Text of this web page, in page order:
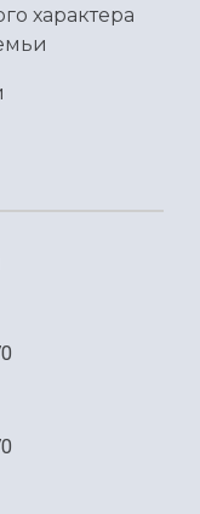
характера